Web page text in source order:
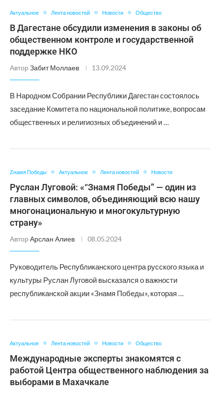
Актуальное Лента новостей Новости Общество
В Дагестане обсудили изменения в законы об
общественном контроле и государственной
поддержке НКО
Автор Забит Моллаев 13.09.2024
В Народном Собрании Республики Дагестан состоялось
заседание Комитета по национальной политике, вопросам
общественных и религиозных объединений и …
Zнамя Победы Актуальное Лента новостей Новости
Руслан Луговой: «“Знамя Победы” — один из
главных символов, объединяющий всю нашу
многонациональную и многокультурную
страну»
Автор Арслан Алиев 08.05.2024
Руководитель Республиканского центра русского языка и
культуры Руслан Луговой высказался о важности
республиканской акции «Знамя Победы», которая …
Актуальное Лента новостей Новости Общество
Международные эксперты знакомятся с
работой Центра общественного наблюдения за
выборами в Махачкале